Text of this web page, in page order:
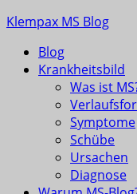
Skip
content
Klempax MS Blog
Infos, Fragen,
Blog
Krankheitsbild
Was ist
Symptome
Schübe
Ursachen
Diagnose